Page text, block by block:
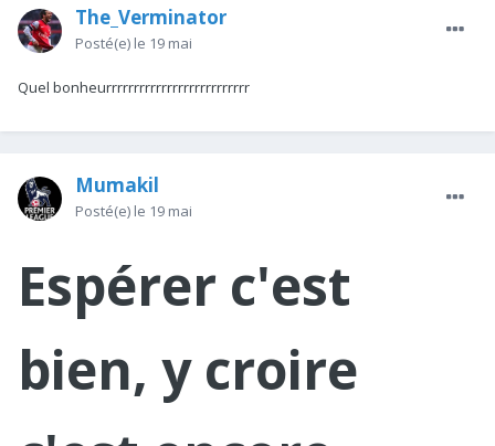
The_Verminator
Posté(e) le 19 mai
Quel bonheurrrrrrrrrrrrrrrrrrrrrrrrrr
Mumakil
Posté(e) le 19 mai
Espérer c'est
bien, y croire